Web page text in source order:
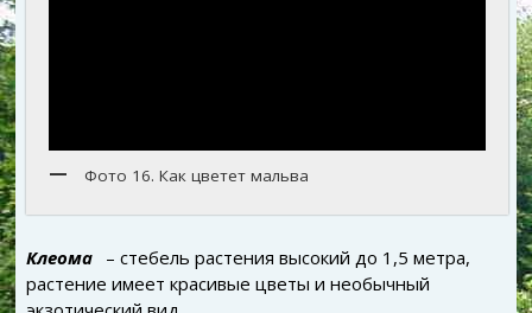
Фото 16. Как цветет мальва
Клеома
– стебель растения высокий до 1,5 метра,
растение имеет красивые цветы и необычный